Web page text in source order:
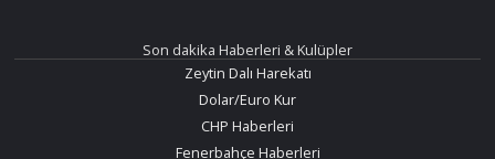
Son dakika Haberleri & Kulüpler
Zeytin Dalı Harekatı
Dolar/Euro Kur
CHP Haberleri
Fenerbahçe Haberleri